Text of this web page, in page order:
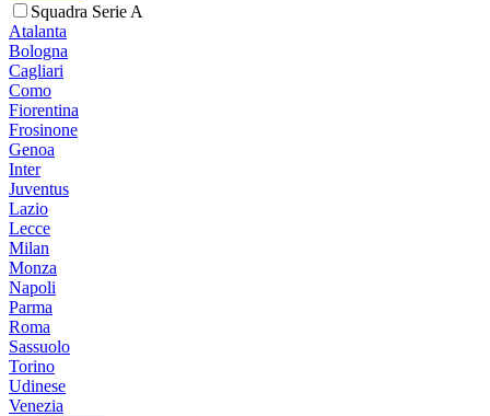
Squadra Serie A
Atalanta
Bologna
Cagliari
Como
Fiorentina
Frosinone
Genoa
Inter
Juventus
Lazio
Lecce
Milan
Monza
Napoli
Parma
Roma
Sassuolo
Torino
Udinese
Venezia